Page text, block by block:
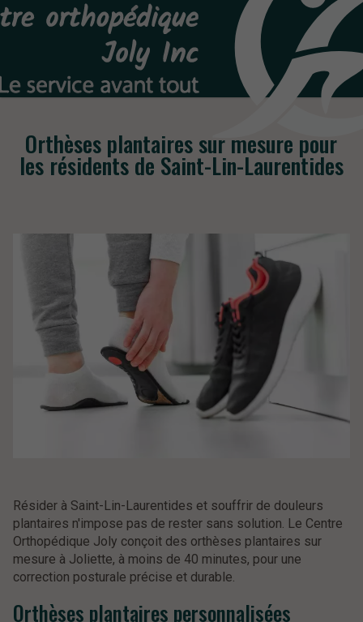
Orthèses plantaires sur mesure pour
les résidents de Saint-Lin-Laurentides
Résider à Saint-Lin-Laurentides et souffrir de douleurs
plantaires n'impose pas de rester sans solution. Le Centre
Orthopédique Joly conçoit des orthèses plantaires sur
mesure à Joliette, à moins de 40 minutes, pour une
correction posturale précise et durable.
Orthèses plantaires personnalisées